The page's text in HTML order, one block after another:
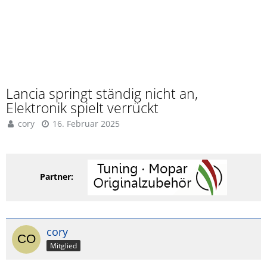
Lancia springt ständig nicht an,
Elektronik spielt verrückt
cory 16. Februar 2025
Partner:
cory
Mitglied